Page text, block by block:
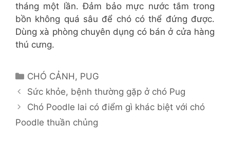
tháng một lần. Đảm bảo mực nước tắm trong
bồn không quá sâu để chó có thể đứng được.
Dùng xà phòng chuyên dụng có bán ở cửa hàng
thú cưng.
Categories
CHÓ CẢNH , PUG
Sức khỏe, bệnh thường gặp ở chó Pug
Chó Poodle lai có điểm gì khác biệt với chó
Poodle thuần chủng